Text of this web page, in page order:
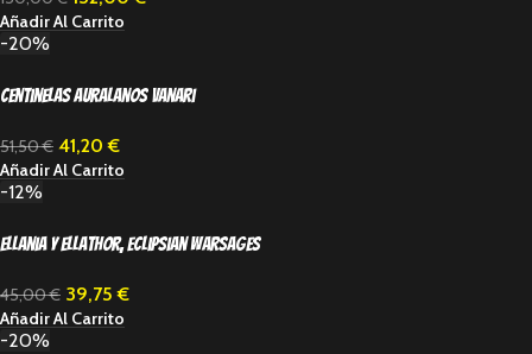
Añadir Al Carrito
-20%
Centinelas auralanos vanari
51,50€ 41,20€
Añadir Al Carrito
-12%
Ellania y Ellathor, Eclipsian Warsages
45,00€ 39,75€
Añadir Al Carrito
-20%